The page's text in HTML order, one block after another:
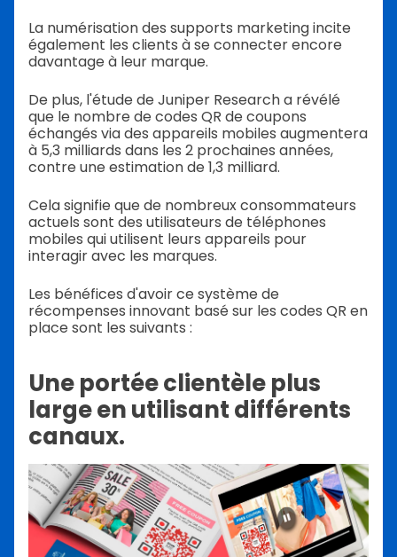
La numérisation des supports marketing incite
également les clients à se connecter encore
davantage à leur marque.
De plus, l'étude de Juniper Research a révélé
que le nombre de codes QR de coupons
échangés via des appareils mobiles augmentera
à 5,3 milliards dans les 2 prochaines années,
contre une estimation de 1,3 milliard.
Cela signifie que de nombreux consommateurs
actuels sont des utilisateurs de téléphones
mobiles qui utilisent leurs appareils pour
interagir avec les marques.
Les bénéfices d'avoir ce système de
récompenses innovant basé sur les codes QR en
place sont les suivants :
Une portée clientèle plus
large en utilisant différents
canaux.